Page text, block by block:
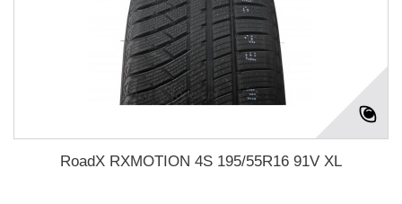
RoadX RXMOTION 4S 195/55R16 91V XL